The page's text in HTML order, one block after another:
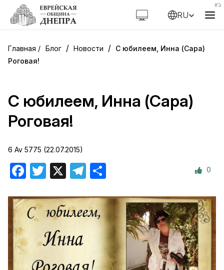
RU
Блог / Новости / C юбилеем, Инна (Сара)
Роговая!
C юбилеем, Инна (Сара)
Роговая!
6 Av 5775 (22.07.2015)
Facebook
Twitter Telegram 0